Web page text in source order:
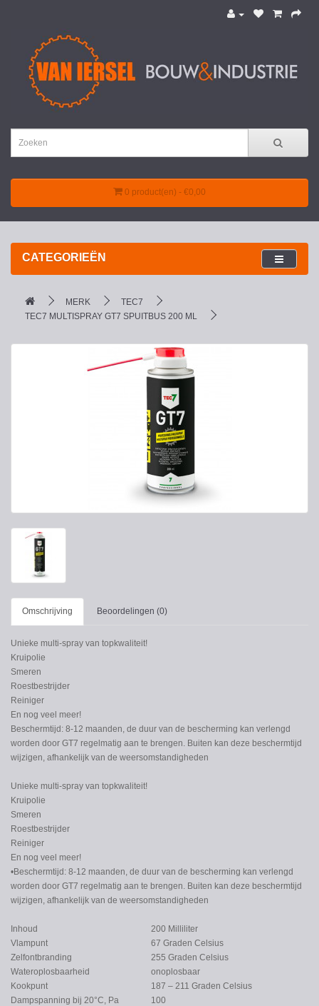
0 product(en) - €0,00
CATEGORIEËN
MERK
TEC7
TEC7 MULTISPRAY GT7 SPUITBUS 200 ML
Omschrijving Beoordelingen (0)
Unieke multi-spray van topkwaliteit!
Kruipolie
Smeren
Roestbestrijder
Reiniger
En nog veel meer!
Beschermtijd: 8-12 maanden, de duur van de bescherming kan verlengd
worden door GT7 regelmatig aan te brengen. Buiten kan deze beschermtijd
wijzigen, afhankelijk van de weersomstandigheden
Unieke multi-spray van topkwaliteit!
Kruipolie
Smeren
Roestbestrijder
Reiniger
En nog veel meer!
•Beschermtijd: 8-12 maanden, de duur van de bescherming kan verlengd
worden door GT7 regelmatig aan te brengen. Buiten kan deze beschermtijd
wijzigen, afhankelijk van de weersomstandigheden
Inhoud
200 Milliliter
Vlampunt
67 Graden Celsius
Zelfontbranding
255 Graden Celsius
Wateroplosbaarheid
onoplosbaar
Kookpunt
187 – 211 Graden Celsius
Dampspanning bij 20°C, Pa
100